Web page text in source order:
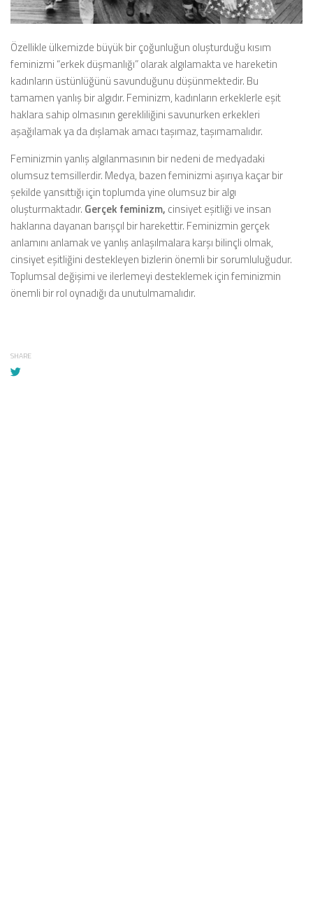
Özellikle ülkemizde büyük bir çoğunluğun oluşturduğu kısım
feminizmi “erkek düşmanlığı” olarak algılamakta ve hareketin
kadınların üstünlüğünü savunduğunu düşünmektedir. Bu
tamamen yanlış bir algıdır. Feminizm, kadınların erkeklerle eşit
haklara sahip olmasının gerekliliğini savunurken erkekleri
aşağılamak ya da dışlamak amacı taşımaz, taşımamalıdır.
Feminizmin yanlış algılanmasının bir nedeni de medyadaki
olumsuz temsillerdir. Medya, bazen feminizmi aşırıya kaçar bir
şekilde yansıttığı için toplumda yine olumsuz bir algı
oluşturmaktadır. Gerçek feminizm, cinsiyet eşitliği ve insan
haklarına dayanan barışçıl bir harekettir. Feminizmin gerçek
anlamını anlamak ve yanlış anlaşılmalara karşı bilinçli olmak,
cinsiyet eşitliğini destekleyen bizlerin önemli bir sorumluluğudur.
Toplumsal değişimi ve ilerlemeyi desteklemek için feminizmin
önemli bir rol oynadığı da unutulmamalıdır.
SHARE